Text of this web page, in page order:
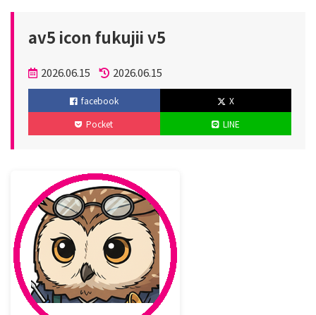
av5 icon fukujii v5
投
稿
日
2026.06.15
更
新
2026.06.15
facebook
X
Pocket
LINE